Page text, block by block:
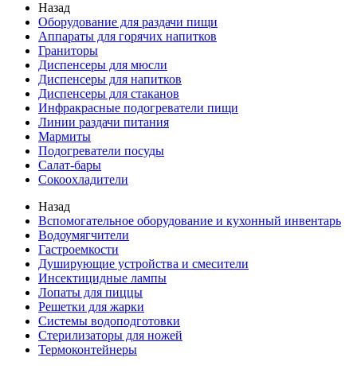
Назад
Оборудование для раздачи пищи
Аппараты для горячих напитков
Граниторы
Диспенсеры для мюсли
Диспенсеры для напитков
Диспенсеры для стаканов
Инфракрасные подогреватели пищи
Линии раздачи питания
Мармиты
Подогреватели посуды
Салат-бары
Сокоохладители
Назад
Вспомогательное оборудование и кухонный инвентарь
Водоумягчители
Гастроемкости
Душирующие устройства и смесители
Инсектицидные лампы
Лопаты для пиццы
Решетки для жарки
Системы водоподготовки
Стерилизаторы для ножей
Термоконтейнеры